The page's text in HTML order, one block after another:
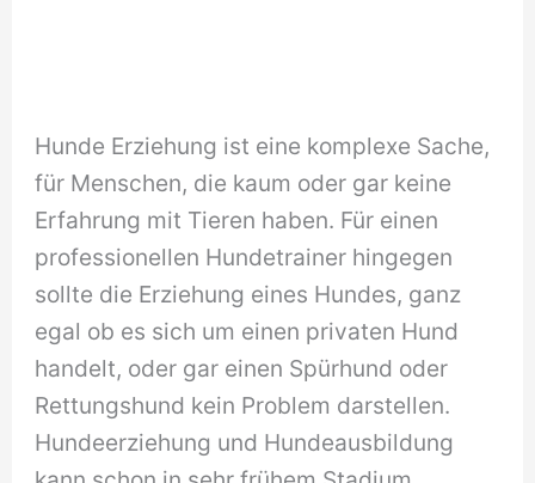
Hunde Erziehung ist eine komplexe Sache,
für Menschen, die kaum oder gar keine
Erfahrung mit Tieren haben. Für einen
professionellen Hundetrainer hingegen
sollte die Erziehung eines Hundes, ganz
egal ob es sich um einen privaten Hund
handelt, oder gar einen Spürhund oder
Rettungshund kein Problem darstellen.
Hundeerziehung und Hundeausbildung